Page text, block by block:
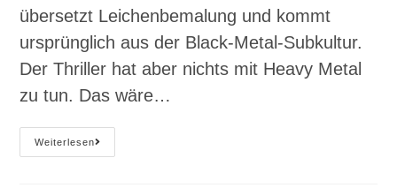
übersetzt Leichenbemalung und kommt
ursprünglich aus der Black-Metal-Subkultur.
Der Thriller hat aber nichts mit Heavy Metal
zu tun. Das wäre…
Weiterlesen#
E39